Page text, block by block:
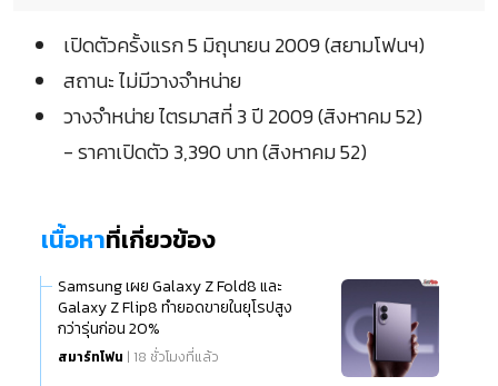
เปิดตัวครั้งแรก 5 มิถุนายน 2009 (สยามโฟนฯ)
สถานะ ไม่มีวางจำหน่าย
วางจำหน่าย ไตรมาสที่ 3 ปี 2009 (สิงหาคม 52)
- ราคาเปิดตัว 3,390 บาท (สิงหาคม 52)
เนื้อหาที่เกี่ยวข้อง
Samsung เผย Galaxy Z Fold8 และ
Galaxy Z Flip8 ทำยอดขายในยุโรปสูง
กว่ารุ่นก่อน 20%
สมาร์ทโฟน | 18 ชั่วโมงที่แล้ว